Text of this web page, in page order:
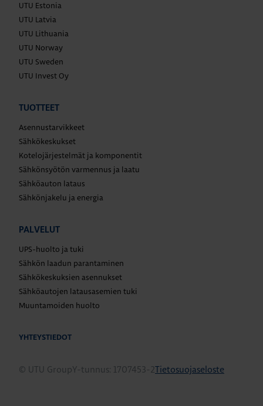
UTU Estonia
UTU Latvia
UTU Lithuania
UTU Norway
UTU Sweden
UTU Invest Oy
TUOTTEET
Asennustarvikkeet
Sähkökeskukset
Kotelojärjestelmät ja komponentit
Sähkönsyötön varmennus ja laatu
Sähköauton lataus
Sähkönjakelu ja energia
PALVELUT
UPS-huolto ja tuki
Sähkön laadun parantaminen
Sähkökeskuksien asennukset
Sähköautojen latausasemien tuki
Muuntamoiden huolto
YHTEYSTIEDOT
© UTU GroupY-tunnus: 1707453-2Tietosuojaseloste